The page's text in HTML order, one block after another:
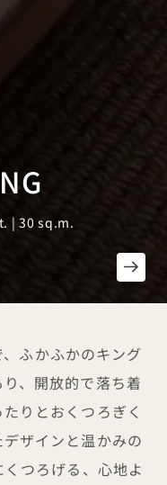
| 30 sq.m.
ふかふかのキング
、開放的で落ち着
りとおくつろぎく
ザインと温かみの
つろげる、心地よ